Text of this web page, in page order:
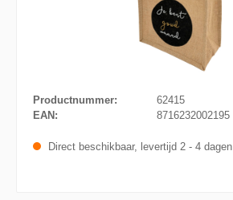
Productnummer:
62415
EAN:
8716232002195
Direct beschikbaar, levertijd 2 - 4 dagen